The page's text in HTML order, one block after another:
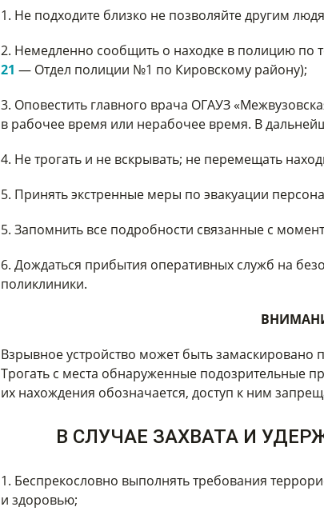
1. Не подходите близко не позволяйте другим
2. Немедленно сообщить о находке в полицию по
21 — Отдел полиции №1 по Кировскому району);
3. Оповестить главного врача ОГАУЗ
в рабочее время или нерабочее время. В
4. Не трогать и не вскрывать; не перемещать
5. Принять экстренные меры по эвакуации
5. Запомнить все подробности связанные с
6. Дождаться прибытия оперативных служб на
поликлиники.
Взрывное устройство может быть замаскировано
Трогать с места обнаруженные подозрительные
их нахождения обозначается, доступ к ним
В СЛУЧАЕ ЗАХВАТА И
1. Беспрекословно выполнять требования
и здоровью;